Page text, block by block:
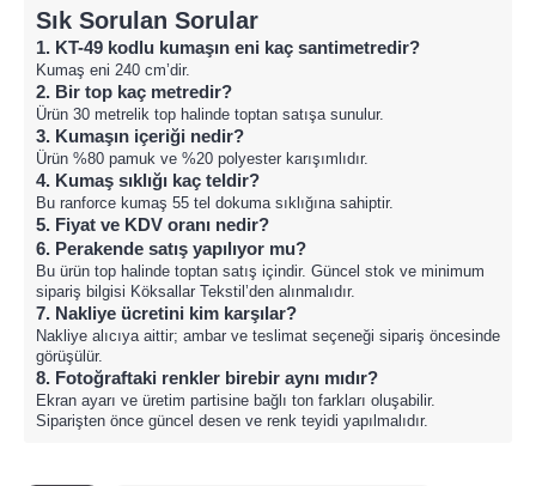
Sık Sorulan Sorular
1. KT-49 kodlu kumaşın eni kaç santimetredir?
Kumaş eni 240 cm’dir.
2. Bir top kaç metredir?
Ürün 30 metrelik top halinde toptan satışa sunulur.
3. Kumaşın içeriği nedir?
Ürün %80 pamuk ve %20 polyester karışımlıdır.
4. Kumaş sıklığı kaç teldir?
Bu ranforce kumaş 55 tel dokuma sıklığına sahiptir.
5. Fiyat ve KDV oranı nedir?
6. Perakende satış yapılıyor mu?
Bu ürün top halinde toptan satış içindir. Güncel stok ve minimum
sipariş bilgisi Köksallar Tekstil’den alınmalıdır.
7. Nakliye ücretini kim karşılar?
Nakliye alıcıya aittir; ambar ve teslimat seçeneği sipariş öncesinde
görüşülür.
8. Fotoğraftaki renkler birebir aynı mıdır?
Ekran ayarı ve üretim partisine bağlı ton farkları oluşabilir.
Siparişten önce güncel desen ve renk teyidi yapılmalıdır.